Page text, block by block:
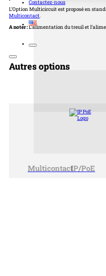
Contactez-nous
L’Option Multicircuit est proposé en
Multicontact.
A noter :L’alimentation du treuil et
Autres options
MulticontactIP/PoE